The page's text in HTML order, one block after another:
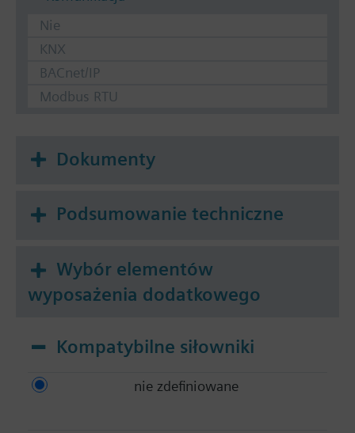
Nie
KNX
BACnet/IP
Modbus RTU
Dokumenty
Podsumowanie techniczne
Wybór elementów
wyposażenia dodatkowego
Kompatybilne siłowniki
nie zdefiniowane